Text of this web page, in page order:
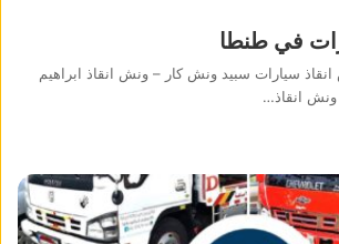
في طنطا
سيارات سبيد ونش كار – ونش انقاذ ابراهيم
انقاذ…